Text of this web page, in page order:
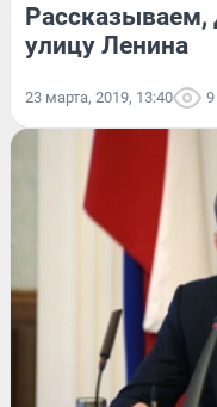
Рассказываем,
улицу Ленина
23 марта, 2019, 13:40